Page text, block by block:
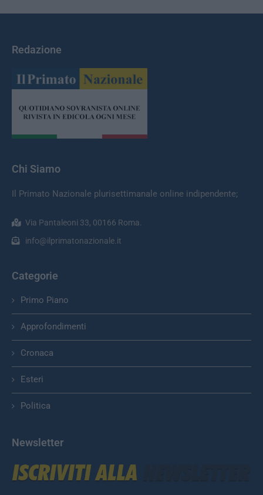
Redazione
Chi Siamo
Il Primato Nazionale plurisettimanale online indipendente;
Via Pantaleoni 33, 00166 Roma.
info@ilprimatonazionale.it
Categorie
Primo Piano
Approfondimenti
Cronaca
Esteri
Politica
Newsletter